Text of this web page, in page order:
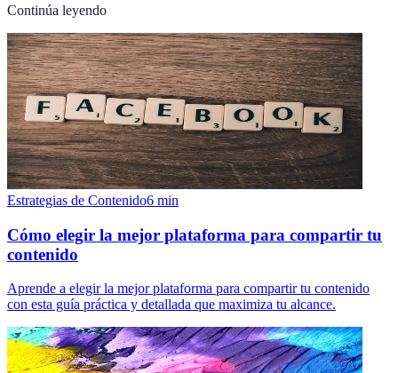
Continúa leyendo
Estrategias de Contenido6 min
Cómo elegir la mejor plataforma para compartir tu
contenido
Aprende a elegir la mejor plataforma para compartir tu contenido
con esta guía práctica y detallada que maximiza tu alcance.